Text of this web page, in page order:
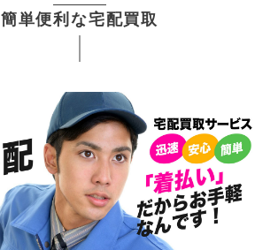
簡単便利な宅配買取